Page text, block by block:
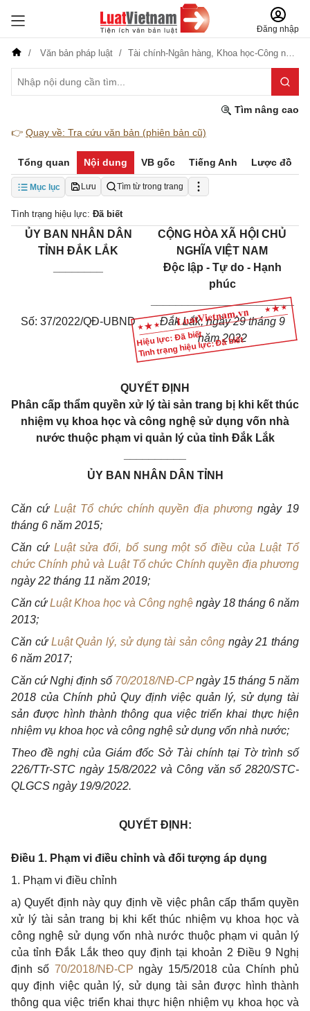
Đăng nhập
Văn bản pháp luật Tài chính-Ngân hàng, Khoa học-Công nghệ
Tìm nâng cao
👉 Quay về: Tra cứu văn bản (phiên bản cũ)
Tổng quan Nội dung VB gốc Tiếng Anh Lược đồ
Mục lục Lưu Tìm từ trong trang
Tình trạng hiệu lực: Đã biết
Hiệu lực: Đã biết
Tình trạng hiệu lực: Đã biết
ỦY BAN NHÂN DÂN
TỈNH ĐẮK LẮK
CỘNG HÒA XÃ HỘI CHỦ
NGHĨA VIỆT NAM
Độc lập - Tự do - Hạnh
phúc
_______________________
Số: 37/2022/QĐ-UBND
Đắk Lắk, ngày 29 tháng 9
năm 2022
QUYẾT ĐỊNH
P hân cấp thẩm quyền xử lý tài sản trang bị khi kết thúc
nhiệm vụ khoa học và công nghệ sử dụng vốn nhà
nước thuộc phạm vi quản lý của tỉnh Đắk Lắk
ỦY BAN NHÂN DÂN TỈNH
Căn cứ Luật Tổ chức chính quyền địa phươngngày 19
tháng 6 năm 2015;
Căn cứ Luật sửa đổi, bổ sung một số điều của Luật Tổ
chức Chính phủ và Luật Tổ chức Chính quyền địa phương
ngày 22 tháng 11 năm 2019;
Căn cứLuật Khoa học và Công nghệ ngày 18 tháng 6 năm
2013;
Căn cứ Luật Quản lý, sử dụng tài sản công ngày 21 tháng
6 năm 2017;
Căn cứ Nghị định số 70/2018/NĐ-CPngày 15 tháng 5 năm
2018 của Chính phủ Quy định việc quản lý, sử dụng tài
sản được hình thành thông qua việc triển khai thực hiện
nhiệm vụ khoa học và công nghệ sử dụng vốn nhà nước;
Theo đề nghị của Giám đốc Sở Tài chính tại Tờ trình số
226/TTr-STC ngày 15/8/2022 và Công văn số 2820/STC-
QLGCS ngày 19/9/2022.
QUYẾT ĐỊNH:
Điều 1. Phạm vi điều chỉnh và đối tượng áp dụng
1. Phạm vi điều chỉnh
a) Quyết định này quy định về việc phân cấp thẩm quyền
xử lý tài sản trang bị khi kết thúc nhiệm vụ khoa học và
công nghệ sử dụng vốn nhà nước thuộc phạm vi quản lý
của tỉnh Đắk Lắk theo quy định tại khoản 2 Điều 9 Nghị
định số 70/2018/NĐ-CP ngày 15/5/2018 của Chính phủ
quy định việc quản lý, sử dụng tài sản được hình thành
thông qua việc triển khai thực hiện nhiệm vụ khoa học và